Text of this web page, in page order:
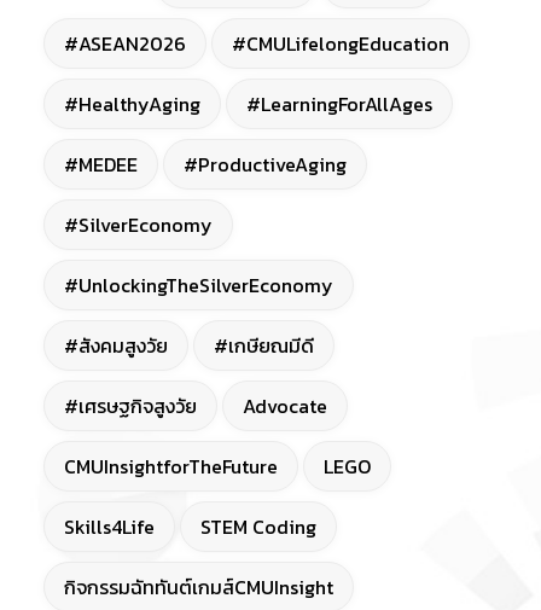
#ASEAN2026 #CMULifelongEducation
#HealthyAging #LearningForAllAges
#MEDEE #ProductiveAging
#SilverEconomy
#UnlockingTheSilverEconomy
#สังคมสูงวัย #เกษียณมีดี
#เศรษฐกิจสูงวัย Advocate
CMUInsightforTheFuture LEGO
Skills4Life STEM Coding
กิจกรรมฉัททันต์เกมส์CMUInsight